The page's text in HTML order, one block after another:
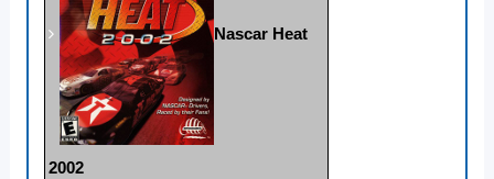
Nascar Heat
2002